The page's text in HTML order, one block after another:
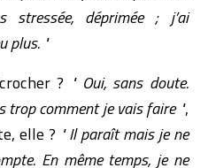
stressée, déprimée ; j’ai
plus. "
? " Oui, sans doute.
trop comment je vais faire ",
elle ? " Il paraît mais je ne
En même temps, je ne